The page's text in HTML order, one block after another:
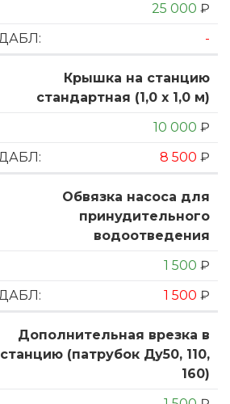
25 000 ₽
-
Крышка на станцию
стандартная (1,0 х 1,0 м)
10 000 ₽
8 500 ₽
Обвязка насоса для
принудительного
водоотведения
1 500 ₽
1 500 ₽
Дополнительная врезка в
станцию (патрубок Ду50, 110,
160)